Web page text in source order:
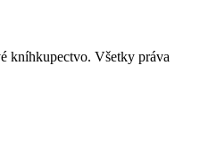
kníhkupectvo. Všetky práva